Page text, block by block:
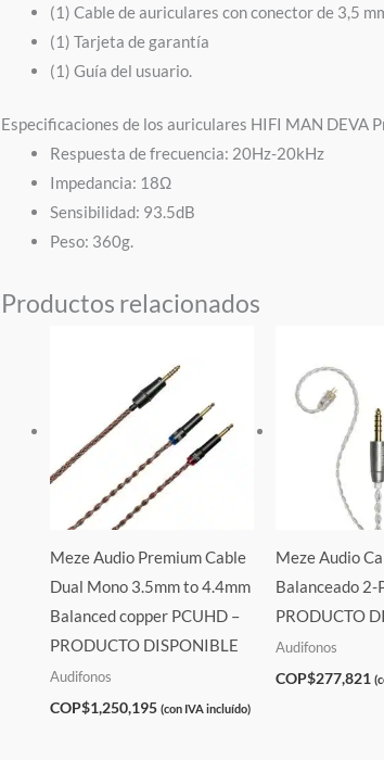
(1) Cable de auriculares con conector de 3,5
(1) Tarjeta de garantía
(1) Guía del usuario.
Especificaciones de los auriculares HIFI MAN DEVA
Respuesta de frecuencia: 20Hz-20kHz
Impedancia: 18Ω
Sensibilidad: 93.5dB
Peso: 360g.
Productos relacionados
Meze Audio Premium Cable
Dual Mono 3.5mm to 4.4mm
Balanced copper PCUHD –
PRODUCTO DISPONIBLE
Audifonos
COP$1,250,195 (con IVA incluído)
Meze Audio
Balanceado 2-
PRODUCTO
Audifonos
COP$277,821